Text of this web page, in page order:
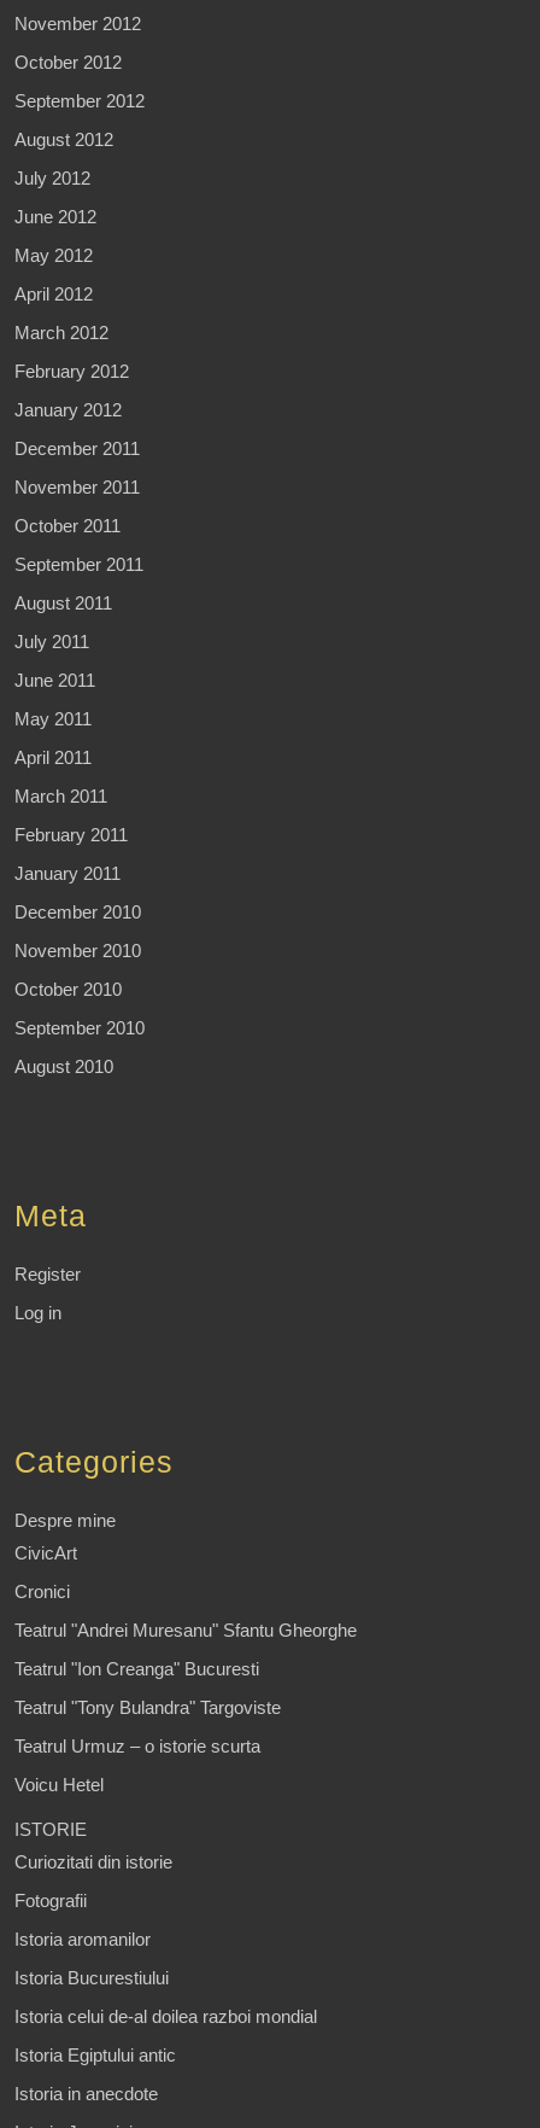
November 2012
October 2012
September 2012
August 2012
July 2012
June 2012
May 2012
April 2012
March 2012
February 2012
January 2012
December 2011
November 2011
October 2011
September 2011
August 2011
July 2011
June 2011
May 2011
April 2011
March 2011
February 2011
January 2011
December 2010
November 2010
October 2010
September 2010
August 2010
Meta
Register
Log in
Categories
Despre mine
CivicArt
Cronici
Teatrul "Andrei Muresanu" Sfantu Gheorghe
Teatrul "Ion Creanga" Bucuresti
Teatrul "Tony Bulandra" Targoviste
Teatrul Urmuz – o istorie scurta
Voicu Hetel
ISTORIE
Curiozitati din istorie
Fotografii
Istoria aromanilor
Istoria Bucurestiului
Istoria celui de-al doilea razboi mondial
Istoria Egiptului antic
Istoria in anecdote